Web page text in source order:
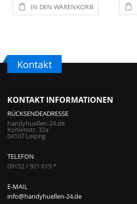
IN DEN WARENKORB
Kontakt
KONTAKT INFORMATIONEN
RÜCKSENDEADRESSE
handyhuellen-24.de
Kohlenstr. 32a
04107 Leipzig
TELEFON
09152 / 921 619 *
E-MAIL
info@handyhuellen-24.de